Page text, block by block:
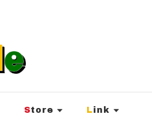
Store Link